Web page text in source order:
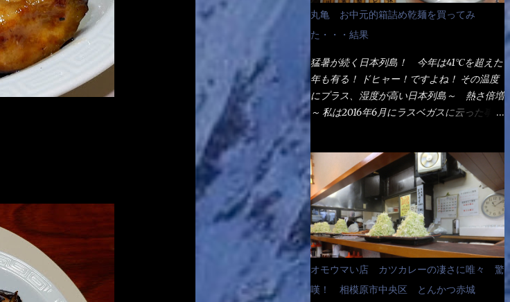
じゃん！ 茹で上げ直後の麺だけいいよ！と
なるでしょう。 事前にググって調べたら、
やっぱり＜湯無し＞注文は、裏注文方法とし
てあるらしい。 それと店員によっては、理
解出来ない者も居るらしい云う事。 そこで
ランチ混雑前に、行くのが店への配慮でもあ
る。 11:20 店内に入り・・・『釜揚げうど
し？』（これだ全く理解していないな） す
ると茹で方の若い女性店員が『いい！い
い！！』とオッサンを向こうへやった。 で
サッサと、木桶を用意してうどんだけ入れて
出して来ました。 な～るほど、この事
か・・・ で今日の2021年後半1回目のサラメ
シです。 見事に木桶には湯が入っていな
い、UDONだけです。 しかし、この木桶デ
カイなぁ～ 試したいこと残りの1つが＜得＞
丸亀 お中元的箱詰め乾麺を買ってみ
た・・・結果
猛暑が続く日本列島！ 今年は41℃を超えた
年も有る！ ドヒャー！ですよね！ その温度
にプラス、湿度が高い日本列島～ 熱さ倍増
～ 私は2016年6月にラスベガスに云った事が
無いね） 処で今日は何だ！？これです。 丸
亀 釜あげうどん！ 日本には、お中元とお
歳暮という古来からの風習がある。 お中元
は、丁度お盆の夏場に日頃お世話になってい
る方への＜ご挨拶＞としての贈り物の習慣で
す。 今では、大分廃れてしまっているか
と・・・小生もお中元やお歳暮など送った事
は無い！（キッパリ） まぁ～この慣習が残
っているのは、官公庁や超大手企業戦士（昇
オモウマい店 カツカレーの凄さに唯々 驚
嘆！ 相模原市中央区 とんかつ赤城